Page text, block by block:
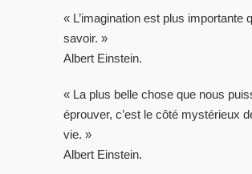
« L’imagination est plus importante
savoir. »
Albert Einstein.
« La plus belle chose que nous
éprouver, c’est le côté mystérieux
vie. »
Albert Einstein.